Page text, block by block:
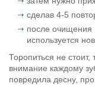
сделав 4-5
после очищения
используется
Торопиться не стоит,
внимание каждому
повредила десну,